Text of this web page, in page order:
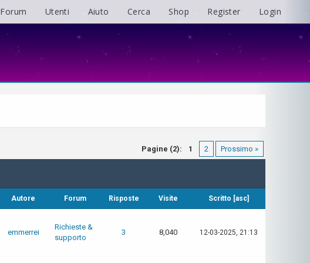
Forum Utenti Aiuto Cerca Shop Register Login
Pagine (2): 1 2 Prossimo »
Autore Forum Risposte Visite Scritto [asc]
emmerrei
Richieste &
supporto
3 8,040 12-03-2025, 21:13